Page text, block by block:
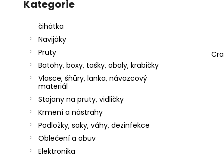
kategorie
Kategorie
čihátka
Navijáky
Pruty
Batohy, boxy, tašky, obaly, krabičky
Vlasce, šňůry, lanka, návazcový
materiál
Stojany na pruty, vidličky
Krmení a nástrahy
Podložky, saky, váhy, dezinfekce
Oblečení a obuv
Elektronika
HLEDAT